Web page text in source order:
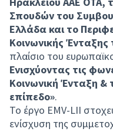
Σπουδών του
Ελλάδα και το
Κοινωνικής Ένταξης
πλαίσιο του
Ενισχύοντας τις
Κοινωνική Ένταξη &
επίπεδο».
Το έργο EMV-LII
ενίσχυση της